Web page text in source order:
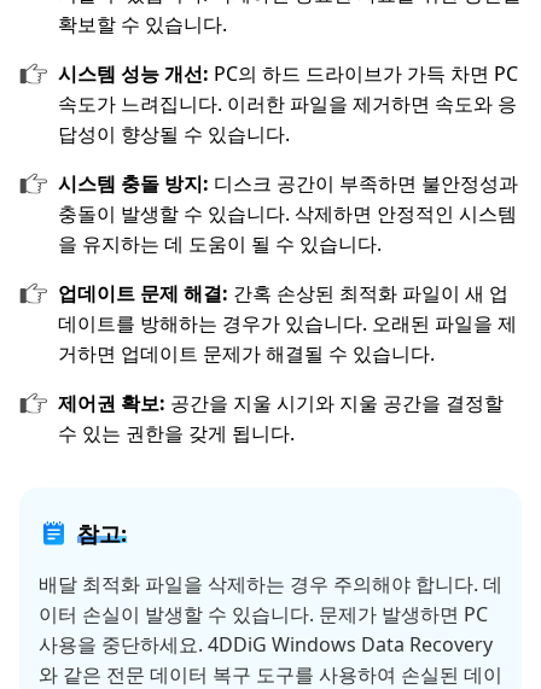
확보할 수 있습니다.
시스템 성능 개선: PC의 하드 드라이브가 가득 차면 PC
속도가 느려집니다. 이러한 파일을 제거하면 속도와 응
답성이 향상될 수 있습니다.
시스템 충돌 방지: 디스크 공간이 부족하면 불안정성과
충돌이 발생할 수 있습니다. 삭제하면 안정적인 시스템
을 유지하는 데 도움이 될 수 있습니다.
업데이트 문제 해결: 간혹 손상된 최적화 파일이 새 업
데이트를 방해하는 경우가 있습니다. 오래된 파일을 제
거하면 업데이트 문제가 해결될 수 있습니다.
제어권 확보: 공간을 지울 시기와 지울 공간을 결정할
수 있는 권한을 갖게 됩니다.
참고:
배달 최적화 파일을 삭제하는 경우 주의해야 합니다. 데
이터 손실이 발생할 수 있습니다. 문제가 발생하면 PC
사용을 중단하세요. 4DDiG Windows Data Recovery
와 같은 전문 데이터 복구 도구를 사용하여 손실된 데이